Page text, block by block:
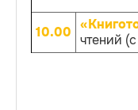
10.00 чтений